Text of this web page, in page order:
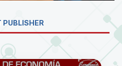
PUBLISHER